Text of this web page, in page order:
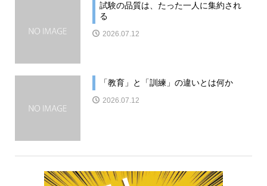
試験の品質は、たった一人に集約され
る
2026.07.12
「教育」と「訓練」の違いとは何か
2026.07.12